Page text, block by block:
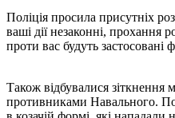
Поліція просила присутніх
ваші дії незаконні, прохання
проти вас будуть застосовані
Також відбувалися зіткнення
противниками Навального.